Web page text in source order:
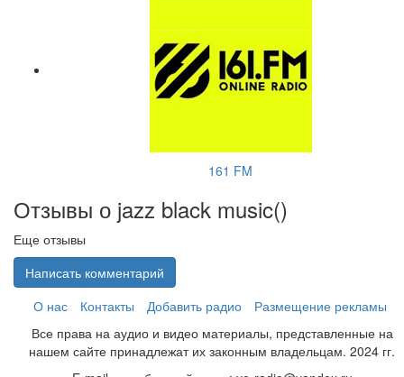
161 FM
Отзывы о jazz black music()
Еще отзывы
Написать комментарий
О нас
Контакты Добавить радио
Размещение рекламы
Все права на аудио и видео материалы, представленные на
нашем сайте принадлежат их законным владельцам. 2024 гг.